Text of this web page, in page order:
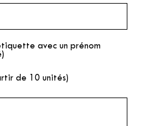
avec un prénom
de 10 unités)